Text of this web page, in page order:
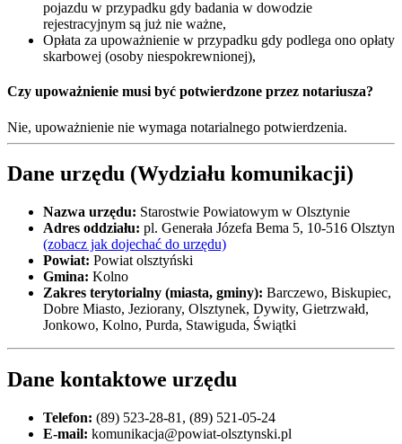
pojazdu w przypadku gdy badania w dowodzie
rejestracyjnym są już nie ważne,
Opłata za upoważnienie w przypadku gdy podlega ono opłaty
skarbowej (osoby niespokrewnionej),
Czy upoważnienie musi być potwierdzone przez notariusza?
Nie, upoważnienie nie wymaga notarialnego potwierdzenia.
Dane urzędu (Wydziału komunikacji)
Nazwa urzędu: Starostwie Powiatowym w Olsztynie
Adres oddziału: pl. Generała Józefa Bema 5, 10-516 Olsztyn
(zobacz jak dojechać do urzędu)
Powiat: Powiat olsztyński
Gmina: Kolno
Zakres terytorialny (miasta, gminy): Barczewo, Biskupiec,
Dobre Miasto, Jeziorany, Olsztynek, Dywity, Gietrzwałd,
Jonkowo, Kolno, Purda, Stawiguda, Świątki
Dane kontaktowe urzędu
Telefon: (89) 523-28-81, (89) 521-05-24
E-mail: komunikacja@powiat-olsztynski.pl